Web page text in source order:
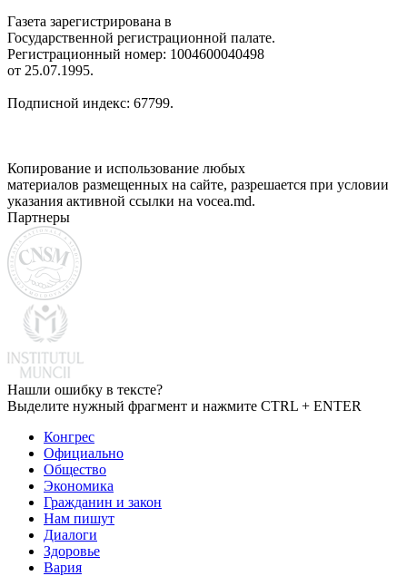
Газета зарегистрирована в
Государственной регистрационной палате.
Регистрационный номер: 1004600040498
от 25.07.1995.
Подписной индекс: 67799.
Копирование и использование любых
материалов размещенных на сайте, разрешается при условии
указания активной ссылки на vocea.md.
Партнеры
Нашли ошибку в тексте?
Выделите нужный фрагмент и нажмите CTRL + ENTER
Конгрес
Официально
Общество
Экономика
Гражданин и закон
Нам пишут
Диалоги
Здоровье
Вария